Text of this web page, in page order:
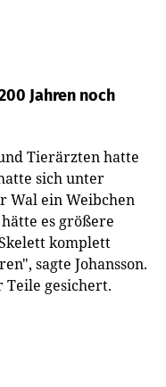
Jahren noch
Tierärzten hatte
sich unter
Wal ein Weibchen
es größere
komplett
sagte Johansson.
Teile gesichert.